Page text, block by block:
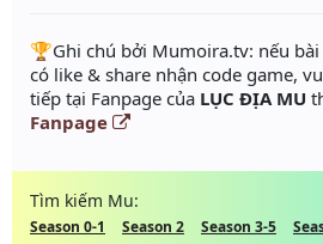
️🏆Ghi chú bởi Mumoira.tv: nếu
có like & share nhận code game,
tiếp tại Fanpage của LỤC ĐỊA MU
Fanpage
Tìm kiếm Mu:
Season 0-1 Season 2 Season 3-5